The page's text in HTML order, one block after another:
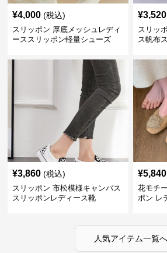
¥4,000 (税込)
スリッポン 厚底メッシュレディ
ーススリッポン軽量シューズ
¥3,520
スリッ
ス帆布
¥3,860 (税込)
スリッポン 市松模様キャンバス
スリッポンレディース靴
¥5,840
花モチ
ポン レ
人気アイテム一覧へ